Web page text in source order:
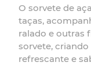
O sorvete de
taças,
ralado e outras
sorvete,
refrescante e